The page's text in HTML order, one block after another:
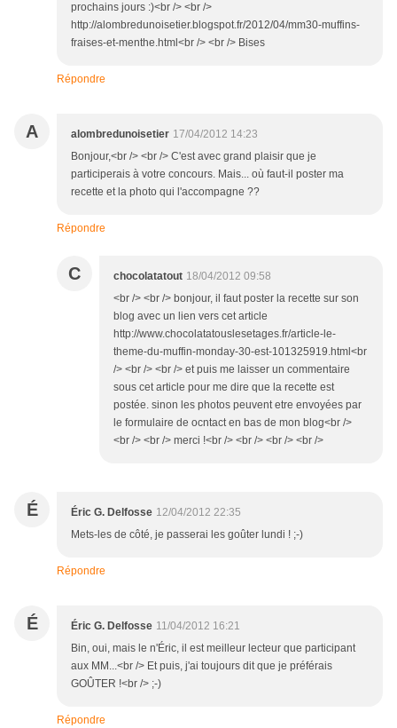
prochains jours :)<br /> <br />
http://alombredunoisetier.blogspot.fr/2012/04/mm30-muffins-
fraises-et-menthe.html<br /> <br /> Bises
Répondre
A alombredunoisetier 17/04/2012 14:23
Bonjour,<br /> <br /> C'est avec grand plaisir que je
participerais à votre concours. Mais... où faut-il poster ma
recette et la photo qui l'accompagne ??
Répondre
C chocolatatout 18/04/2012 09:58
<br /> <br /> bonjour, il faut poster la recette sur son
blog avec un lien vers cet article
http://www.chocolatatouslesetages.fr/article-le-
theme-du-muffin-monday-30-est-101325919.html<br
/> <br /> <br /> et puis me laisser un commentaire
sous cet article pour me dire que la recette est
postée. sinon les photos peuvent etre envoyées par
le formulaire de ocntact en bas de mon blog<br />
<br /> <br /> merci !<br /> <br /> <br /> <br />
É Éric G. Delfosse 12/04/2012 22:35
Mets-les de côté, je passerai les goûter lundi ! ;-)
Répondre
É Éric G. Delfosse 11/04/2012 16:21
Bin, oui, mais le n'Éric, il est meilleur lecteur que participant
aux MM...<br /> Et puis, j'ai toujours dit que je préférais
GOÛTER !<br /> ;-)
Répondre